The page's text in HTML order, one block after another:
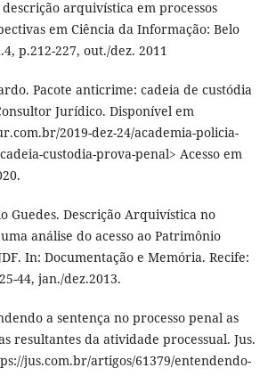
arquivística em processos
em Ciência da Informação: Belo
p.212-227, out./dez. 2011
Pacote anticrime: cadeia de custódia
Jurídico. Disponível em
2019-dez-24/academia-policia-
custodia-prova-penal> Acesso em
Guedes. Descrição Arquivística no
análise do acesso ao Patrimônio
In: Documentação e Memória. Recife:
44, jan./dez.2013.
a sentença no processo penal as
resultantes da atividade processual. Jus.
jus.com.br/artigos/61379/entendendo-